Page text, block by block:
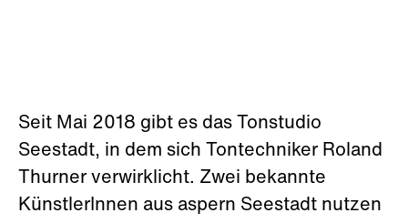
Seit Mai 2018 gibt es das Tonstudio
Seestadt, in dem sich Tontechniker Roland
Thurner verwirklicht. Zwei bekannte
KünstlerInnen aus aspern Seestadt nutzen